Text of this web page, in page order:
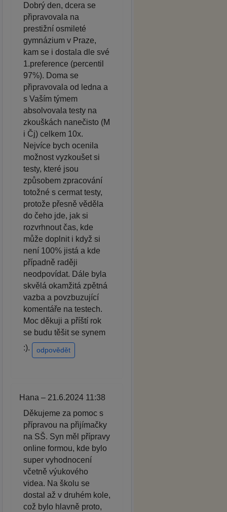
Dobrý den, dcera se
připravovala na
prestižní osmileté
gymnázium v Praze,
kam se i dostala dle své
1.preference (percentil
97%). Doma se
připravovala od ledna a
s Vaším týmem
absolvovala testy na
zkouškách nanečisto (M
i Čj) celkem 10x.
Nejvíce bych ocenila
možnost vyzkoušet si
testy, které jsou
způsobem zpracování
totožné s cermat testy,
protože přesně věděla
do čeho jde, jak si
rozvrhnout čas, kde
může doplnit i když si
není 100% jistá a kde
případně raději
neodpovídat. Dále byla
skvělá okamžitá zpětná
vazba a povzbuzující
komentáře na testech.
Moc děkuji a příští rok
se budu těšit se synem
:).
odpovědět
Hana – 21.6.2024 11:38
Děkujeme za pomoc s
přípravou na přijímačky
na SŠ. Syn měl přípravy
online formou, kde bylo
super vyhodnocení
včetně výukového
videa. Na školu se
dostal až v druhém kole,
což bylo hlavně proto,